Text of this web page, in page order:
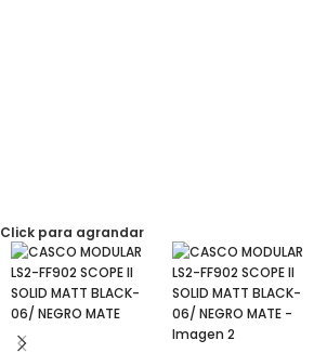
Click para agrandar